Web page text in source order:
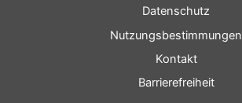
Datenschutz
Nutzungsbestimmungen
Kontakt
Barrierefreiheit